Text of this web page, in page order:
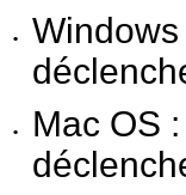
•
• Mac OS